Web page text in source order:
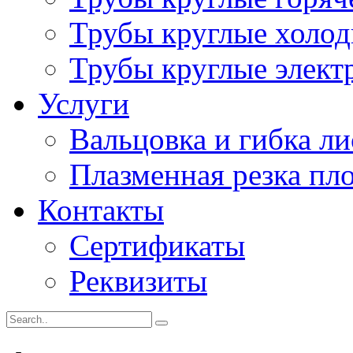
Трубы круглые
Трубы круглые
Услуги
Вальцовка и гибка
Плазменная резка
Контакты
Сертификаты
Реквизиты